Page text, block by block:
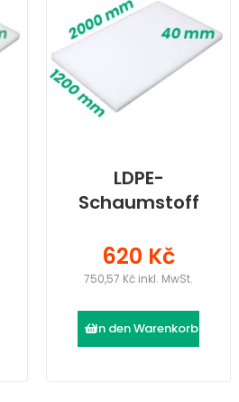
LDPE-
Schaumstoff
40) mm
620 Kč
750,57 Kč inkl. MwSt.
In den Warenkorb